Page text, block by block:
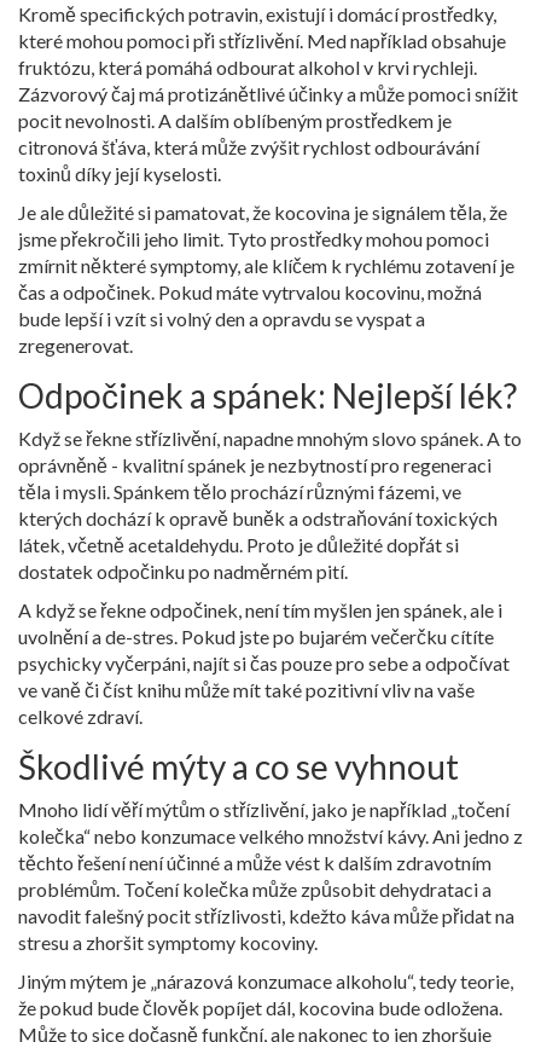
Kromě specifických potravin, existují i domácí prostředky,
které mohou pomoci při střízlivění. Med například obsahuje
fruktózu, která pomáhá odbourat alkohol v krvi rychleji.
Zázvorový čaj má protizánětlivé účinky a může pomoci snížit
pocit nevolnosti. A dalším oblíbeným prostředkem je
citronová šťáva, která může zvýšit rychlost odbourávání
toxinů díky její kyselosti.
Je ale důležité si pamatovat, že kocovina je signálem těla, že
jsme překročili jeho limit. Tyto prostředky mohou pomoci
zmírnit některé symptomy, ale klíčem k rychlému zotavení je
čas a odpočinek. Pokud máte vytrvalou kocovinu, možná
bude lepší i vzít si volný den a opravdu se vyspat a
zregenerovat.
Odpočinek a spánek: Nejlepší lék?
Když se řekne střízlivění, napadne mnohým slovo spánek. A to
oprávněně - kvalitní spánek je nezbytností pro regeneraci
těla i mysli. Spánkem tělo prochází různými fázemi, ve
kterých dochází k opravě buněk a odstraňování toxických
látek, včetně acetaldehydu. Proto je důležité dopřát si
dostatek odpočinku po nadměrném pití.
A když se řekne odpočinek, není tím myšlen jen spánek, ale i
uvolnění a de-stres. Pokud jste po bujarém večerčku cítíte
psychicky vyčerpáni, najít si čas pouze pro sebe a odpočívat
ve vaně či číst knihu může mít také pozitivní vliv na vaše
celkové zdraví.
Škodlivé mýty a co se vyhnout
Mnoho lidí věří mýtům o střízlivění, jako je například „točení
kolečka“ nebo konzumace velkého množství kávy. Ani jedno z
těchto řešení není účinné a může vést k dalším zdravotním
problémům. Točení kolečka může způsobit dehydrataci a
navodit falešný pocit střízlivosti, kdežto káva může přidat na
stresu a zhoršit symptomy kocoviny.
Jiným mýtem je „nárazová konzumace alkoholu“, tedy teorie,
že pokud bude člověk popíjet dál, kocovina bude odložena.
Může to sice dočasně funkční, ale nakonec to jen zhoršuje